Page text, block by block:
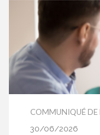
acouphènes
aujourd’hui ses
professionnels
de ces patients.
COMMUNIQUÉ DE
30/06/2026